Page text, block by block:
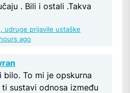
. Bili i ostali .Takva
udruge prijavile ustaške
ago
bilo. To mi je opskurna
sustavi odnosa između